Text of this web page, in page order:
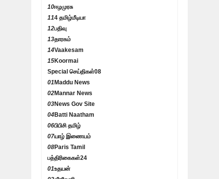
10ஈழமுரசு
114 தமிழ்மீடியா
12பதிவு
13தாரகம்
14Vaakesam
15Koormai
Special செய்திகள்08
01 Maddu News
02Mannar News
03News Gov Site
04Batti Naatham
06பிபிசி தமிழ்
07யாழ் இணையம்
08Paris Tamil
பத்திரிகைகள்24
01உதயன்